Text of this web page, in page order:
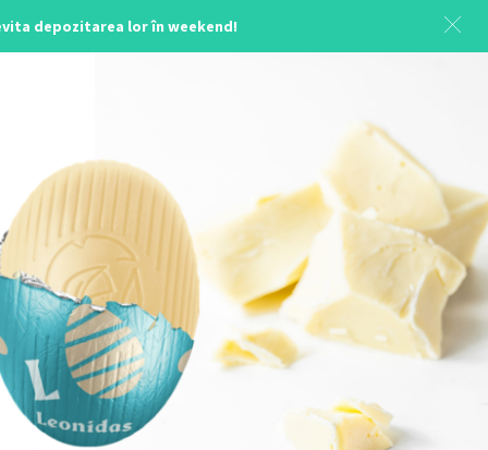
depozitarea lor în weekend!